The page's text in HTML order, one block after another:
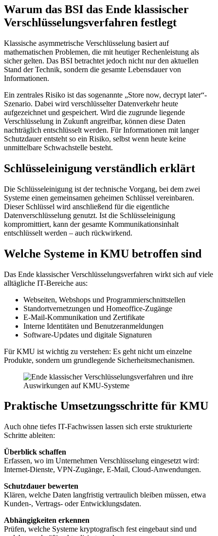
Warum das BSI das Ende klassischer
Verschlüsselungsverfahren festlegt
Klassische asymmetrische Verschlüsselung basiert auf
mathematischen Problemen, die mit heutiger Rechenleistung als
sicher gelten. Das BSI betrachtet jedoch nicht nur den aktuellen
Stand der Technik, sondern die gesamte Lebensdauer von
Informationen.
Ein zentrales Risiko ist das sogenannte „Store now, decrypt later“-
Szenario. Dabei wird verschlüsselter Datenverkehr heute
aufgezeichnet und gespeichert. Wird die zugrunde liegende
Verschlüsselung in Zukunft angreifbar, können diese Daten
nachträglich entschlüsselt werden. Für Informationen mit langer
Schutzdauer entsteht so ein Risiko, selbst wenn heute keine
unmittelbare Schwachstelle besteht.
Schlüsseleinigung verständlich erklärt
Die Schlüsseleinigung ist der technische Vorgang, bei dem zwei
Systeme einen gemeinsamen geheimen Schlüssel vereinbaren.
Dieser Schlüssel wird anschließend für die eigentliche
Datenverschlüsselung genutzt. Ist die Schlüsseleinigung
kompromittiert, kann der gesamte Kommunikationsinhalt
entschlüsselt werden – auch rückwirkend.
Welche Systeme in KMU betroffen sind
Das Ende klassischer Verschlüsselungsverfahren wirkt sich auf viele
alltägliche IT-Bereiche aus:
Webseiten, Webshops und Programmierschnittstellen
Standortvernetzungen und Homeoffice-Zugänge
E-Mail-Kommunikation und Zertifikate
Interne Identitäten und Benutzeranmeldungen
Software-Updates und digitale Signaturen
Für KMU ist wichtig zu verstehen: Es geht nicht um einzelne
Produkte, sondern um grundlegende Sicherheitsmechanismen.
Praktische Umsetzungsschritte für KMU
Auch ohne tiefes IT-Fachwissen lassen sich erste strukturierte
Schritte ableiten:
Überblick schaffen
Erfassen, wo im Unternehmen Verschlüsselung eingesetzt wird:
Internet-Dienste, VPN-Zugänge, E-Mail, Cloud-Anwendungen.
Schutzdauer bewerten
Klären, welche Daten langfristig vertraulich bleiben müssen, etwa
Kunden-, Vertrags- oder Entwicklungsdaten.
Abhängigkeiten erkennen
Prüfen, welche Systeme kryptografisch fest eingebaut sind und